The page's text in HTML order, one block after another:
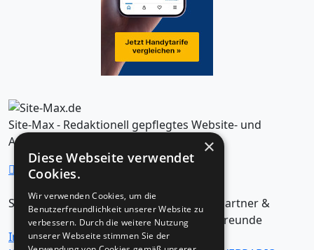
Site-Max - Redaktionell gepflegtes Website- und
Artikelverzeichnis
Seiten
Impressum /
Kategorien
Business -
Partner &
Freunde
×
Diese Webseite verwendet
Cookies.
Wir verwenden Cookies, um die
Benutzerfreundlichkeit unserer Website zu
verbessern. Durch die weitere Nutzung
unserer Webseite stimmen Sie der